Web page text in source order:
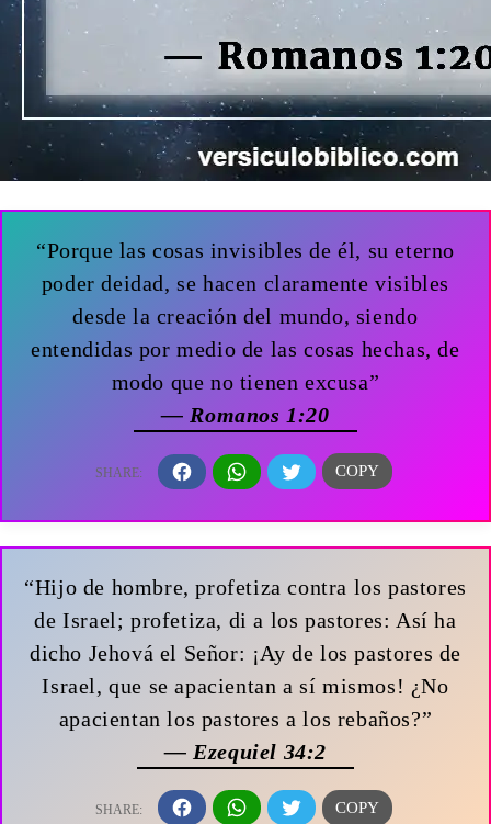
“Porque las cosas invisibles de él, su eterno
poder deidad, se hacen claramente visibles
desde la creación del mundo, siendo
entendidas por medio de las cosas hechas, de
modo que no tienen excusa”
— Romanos 1:20
“Hijo de hombre, profetiza contra los pastores
de Israel; profetiza, di a los pastores: Así ha
dicho Jehová el Señor: ¡Ay de los pastores de
Israel, que se apacientan a sí mismos! ¿No
apacientan los pastores a los rebaños?”
— Ezequiel 34:2